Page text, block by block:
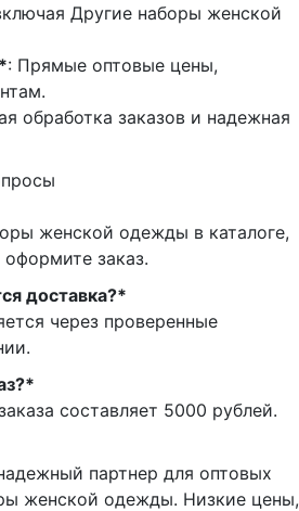
Другие наборы женской
: Прямые оптовые цены,
обработка заказов и надежная
женской одежды в каталоге,
заказ.
доставка?*
через проверенные
составляет 5000 рублей.
партнер для оптовых
женской одежды. Низкие цены,